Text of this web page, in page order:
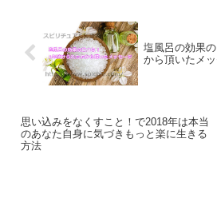
塩風呂の効果
から頂いたメ
思い込みをなくすこと！で2018年は本当
のあなた自身に気づきもっと楽に生きる
方法